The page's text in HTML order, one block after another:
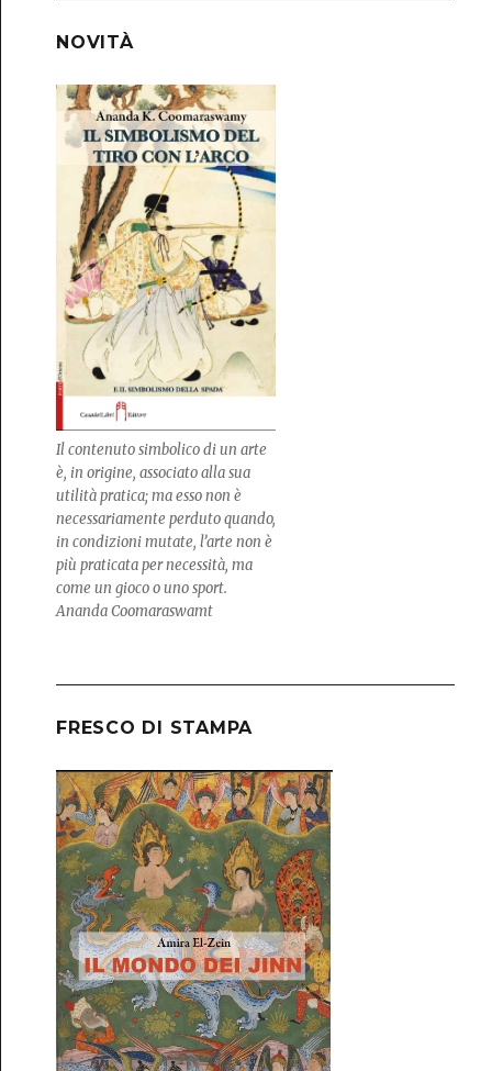
NOVITÀ
Il contenuto simbolico di un arte
è, in origine, associato alla sua
utilità pratica; ma esso non è
necessariamente perduto quando,
in condizioni mutate, l’arte non è
più praticata per necessità, ma
come un gioco o uno sport.
Ananda Coomaraswamt
FRESCO DI STAMPA